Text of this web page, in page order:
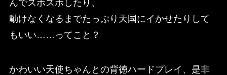
んでズボズボしたり、
動けなくなるまでたっぷり天国にイかせたりして
もいい……ってこと？
かわいい天使ちゃんとの背徳ハードプレイ、是非